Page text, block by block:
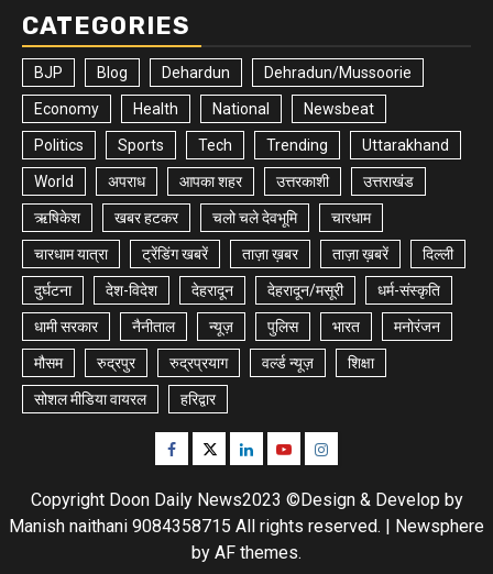
CATEGORIES
BJP Blog Dehardun Dehradun/Mussoorie
Economy Health National Newsbeat
Politics Sports Tech Trending Uttarakhand
World अपराध आपका शहर उत्तरकाशी उत्तराखंड
ऋषिकेश खबर हटकर चलो चले देवभूमि चारधाम
चारधाम यात्रा ट्रेंडिंग खबरें ताज़ा ख़बर ताज़ा ख़बरें दिल्ली
दुर्घटना देश-विदेश देहरादून देहरादून/मसूरी धर्म-संस्कृति
धामी सरकार नैनीताल न्यूज़ पुलिस भारत मनोरंजन
मौसम रुद्रपुर रुद्रप्रयाग वर्ल्ड न्यूज़ शिक्षा
सोशल मीडिया वायरल हरिद्वार
Facebook
TwitterLinkedinYoutubeInstagram
Copyright Doon Daily News2023 ©Design & Develop by
Manish naithani 9084358715 All rights reserved.
Newsphere
by AF themes.